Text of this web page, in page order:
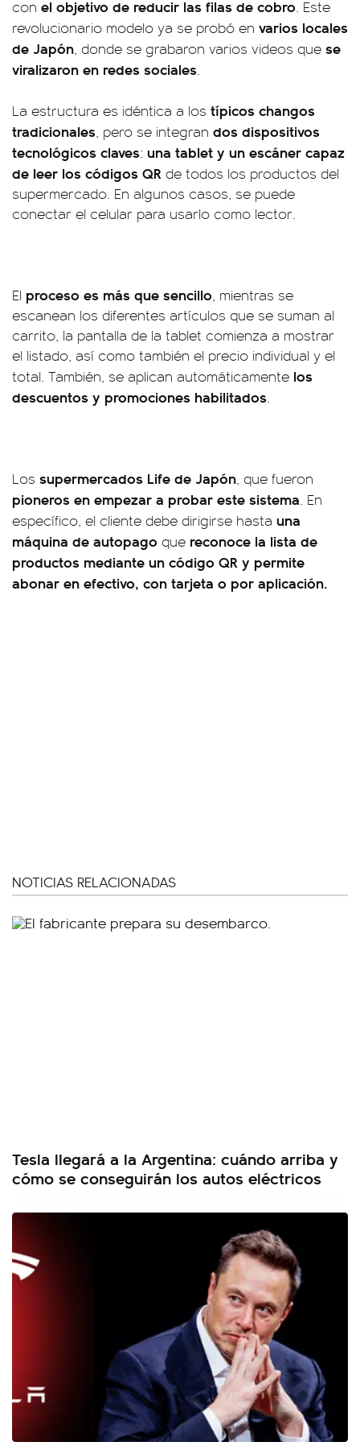
con el objetivo de reducir las filas de cobro. Este
revolucionario modelo ya se probó en varios locales
de Japón, donde se grabaron varios videos que se
viralizaron en redes sociales.
La estructura es idéntica a los típicos changos
tradicionales, pero se integran dos dispositivos
tecnológicos claves: una tablet y un escáner capaz
de leer los códigos QR de todos los productos del
supermercado. En algunos casos, se puede
conectar el celular para usarlo como lector.
El proceso es más que sencillo, mientras se
escanean los diferentes artículos que se suman al
carrito, la pantalla de la tablet comienza a mostrar
el listado, así como también el precio individual y el
total. También, se aplican automáticamente los
descuentos y promociones habilitados.
Los supermercados Life de Japón, que fueron
pioneros en empezar a probar este sistema. En
específico, el cliente debe dirigirse hasta una
máquina de autopago que reconoce la lista de
productos mediante un código QR y permite
abonar en efectivo, con tarjeta o por aplicación.
NOTICIAS RELACIONADAS
Tesla llegará a la Argentina: cuándo arriba y
cómo se conseguirán los autos eléctricos